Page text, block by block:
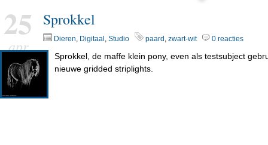
Sprokkel
Dieren, Digitaal , Studio paard , zwart-wit 0 reacties
25
apr
Sprokkel, de maffe klein pony, even als testsubject
nieuwe gridded striplights.